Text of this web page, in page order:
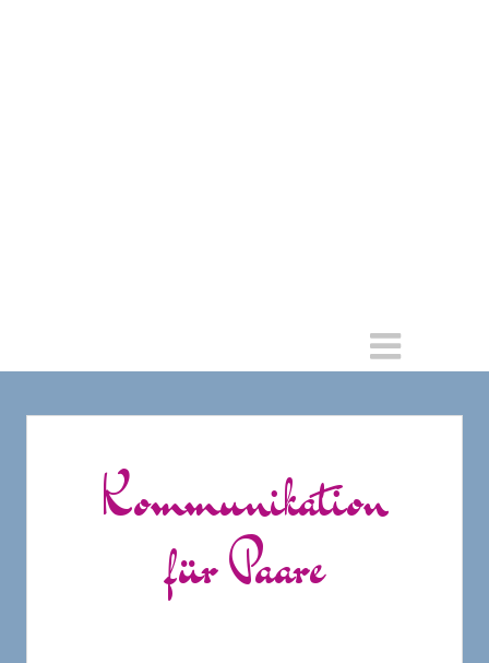
Kommunikation
für Paare